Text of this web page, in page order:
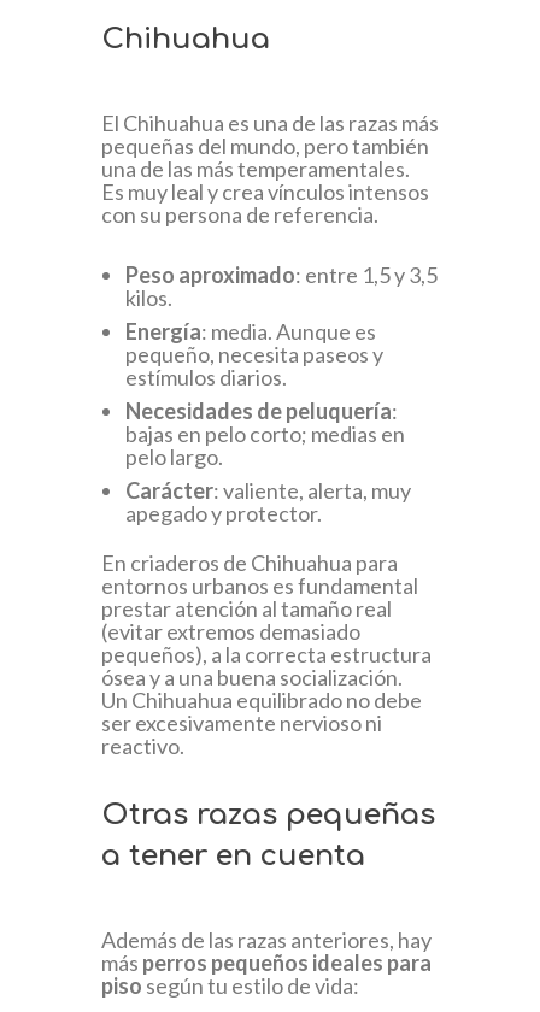
Chihuahua
El Chihuahua es una de las razas más
pequeñas del mundo, pero también
una de las más temperamentales.
Es muy leal y crea vínculos intensos
con su persona de referencia.
Peso aproximado: entre 1,5 y 3,5
kilos.
Energía: media. Aunque es
pequeño, necesita paseos y
estímulos diarios.
Necesidades de peluquería:
bajas en pelo corto; medias en
pelo largo.
Carácter: valiente, alerta, muy
apegado y protector.
En criaderos de Chihuahua para
entornos urbanos es fundamental
prestar atención al tamaño real
(evitar extremos demasiado
pequeños), a la correcta estructura
ósea y a una buena socialización.
Un Chihuahua equilibrado no debe
ser excesivamente nervioso ni
reactivo.
Otras razas pequeñas
a tener en cuenta
Además de las razas anteriores, hay
más perros pequeños ideales para
piso según tu estilo de vida: